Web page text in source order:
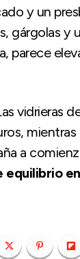
y un
gárgolas y
parece
vidrieras
a
equilibrio